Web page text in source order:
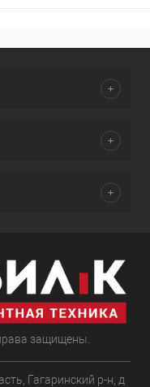
защищены.
Гагаринский р-н, д